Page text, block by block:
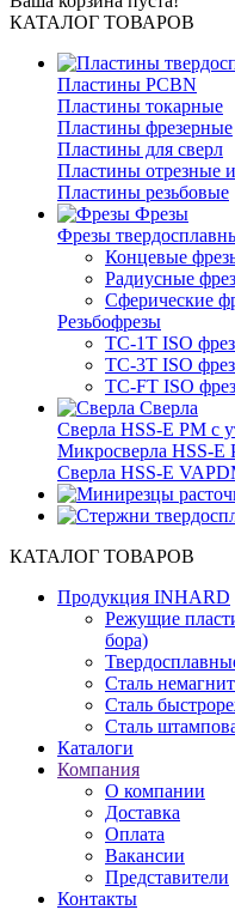
КАТАЛОГ ТОВАРОВ
Пластины PCBN
Пластины токарные
Пластины фрезерные
Пластины для сверл
Пластины отрезные
Пластины резьбовые
Фрезы
Фрезы
Концевые
Радиусные
Сферические
Резьбофрезы
TC-1T ISO
TC-3T ISO
TC-FT ISO
Сверла
Cверла HSS-E PM c
Микросверла HSS-
Сверла HSS-E
КАТАЛОГ ТОВАРОВ
Продукция INHARD
Режущие
бора)
Сталь
Сталь
Сталь
Каталоги
Компания
О компании
Доставка
Оплата
Вакансии
Представители
Контакты